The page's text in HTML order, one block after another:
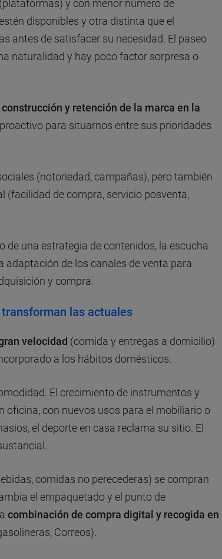
y con menor número de
disponibles y otra distinta que el
antes de satisfacer su necesidad. El paseo
naturalidad y hay poco factor sorpresa o
y retención de la marca en la
para situarnos entre sus prioridades
(notoriedad, campañas), pero también
(facilidad de compra, servicio posventa,
de una estrategia de contenidos, la escucha
adaptación de los canales de venta para
y compra.
las actuales
velocidad (comida y entregas a domicilio)
a los hábitos domésticos.
El crecimiento de instrumentos y
oficina, con nuevos usos para el mobiliario o
el deporte en casa reclama su sitio. El
comidas no perecederas) se compran
el empaquetado y el punto de
combinación de compra digital y recogida en
Correos).